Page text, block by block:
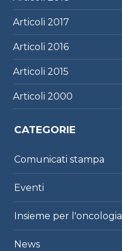
Articoli2017
Articoli2016
Articoli2015
Articoli2000
CATEGORIE
Comunicati stampa
Eventi
Insieme per l'oncologia
News